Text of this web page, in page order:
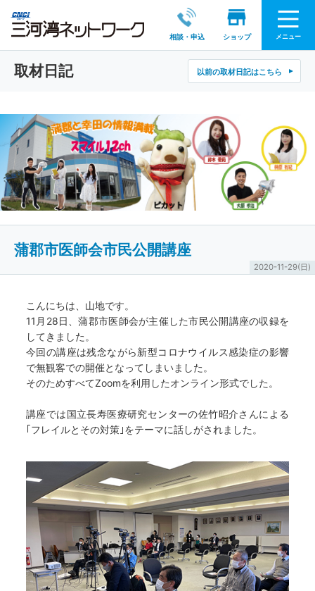
相談・申込 ショップ メニュー
取材日記 以前の取材日記はこちら
蒲郡市医師会市民公開講座
2020-11-29(日)
こんにちは、山地です。
11月28日、蒲郡市医師会が主催した市民公開講座の収録を
してきました。
今回の講座は残念ながら新型コロナウイルス感染症の影響
で無観客での開催となってしまいました。
そのためすべてZoomを利用したオンライン形式でした。
講座では国立長寿医療研究センターの佐竹昭介さんによる
｢フレイルとその対策｣をテーマに話しがされました。